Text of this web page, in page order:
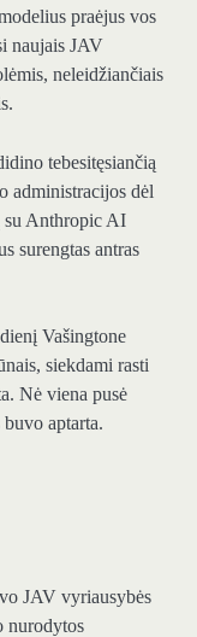
praėjus vos
naujais JAV
neleidžiančiais
tebesitęsiančią
administracijos dėl
su Anthropic AI
surengtas antras
Vašingtone
siekdami rasti
Nė viena pusė
aptarta.
JAV vyriausybės
nurodytos